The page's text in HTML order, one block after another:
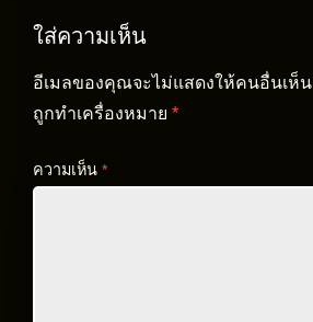
ใส่ความเห็น
อีเมลของคุณจะไม่แสดงให้คนอื่นเห็น
ถูกทำเครื่องหมาย *
ความเห็น *